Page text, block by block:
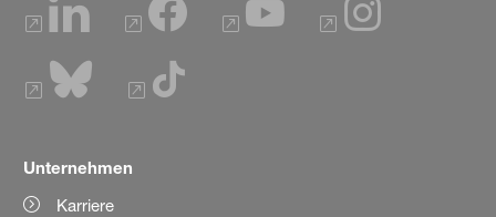
Unternehmen
Karriere